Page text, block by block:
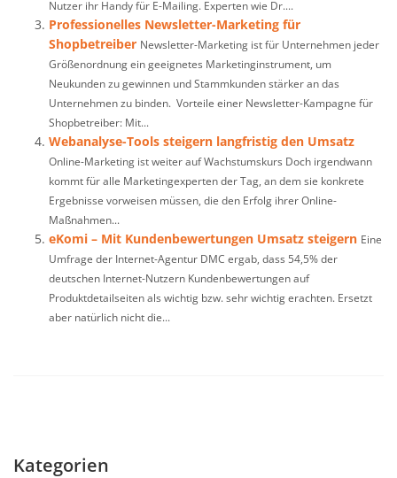
Nutzer ihr Handy für E-Mailing. Experten wie Dr....
Professionelles Newsletter-Marketing für
Shopbetreiber Newsletter-Marketing ist für Unternehmen jeder
Größenordnung ein geeignetes Marketinginstrument, um
Neukunden zu gewinnen und Stammkunden stärker an das
Unternehmen zu binden. Vorteile einer Newsletter-Kampagne für
Shopbetreiber: Mit...
Webanalyse-Tools steigern langfristig den Umsatz
Online-Marketing ist weiter auf Wachstumskurs Doch irgendwann
kommt für alle Marketingexperten der Tag, an dem sie konkrete
Ergebnisse vorweisen müssen, die den Erfolg ihrer Online-
Maßnahmen...
eKomi – Mit Kundenbewertungen Umsatz steigern Eine
Umfrage der Internet-Agentur DMC ergab, dass 54,5% der
deutschen Internet-Nutzern Kundenbewertungen auf
Produktdetailseiten als wichtig bzw. sehr wichtig erachten. Ersetzt
aber natürlich nicht die...
Kategorien